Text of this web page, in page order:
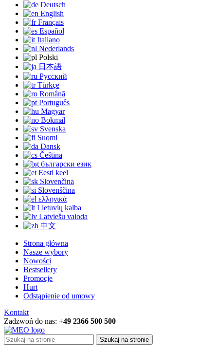
Deutsch
English
Français
Español
Italiano
Nederlands
Polski
日本語
Русский
Türkçe
Română
Português
Magyar
Bokmål
Svenska
Suomi
Dansk
Čeština
български език
Eesti keel
Slovenčina
Slovenščina
ελληνικά
Lietuvių kalba
Latviešu valoda
中文
Strona główna
Nasze wybory
Nowości
Bestsellery
Promocje
Hurt
Odstąpienie od umowy
Kontakt
Zadzwoń do nas: +49 2366 500 500
Szukaj na stronie